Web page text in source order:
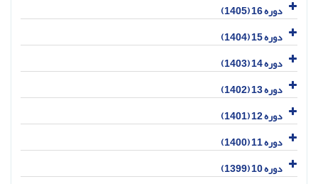
دوره 16 (1405)
دوره 15 (1404)
دوره 14 (1403)
دوره 13 (1402)
دوره 12 (1401)
دوره 11 (1400)
دوره 10 (1399)